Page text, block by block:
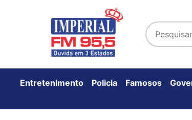
Entretenimento Policia Famosos